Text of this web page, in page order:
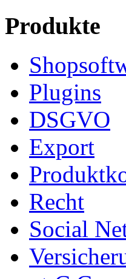
Produkte
Plugins
DSGVO
Export
Recht
Social